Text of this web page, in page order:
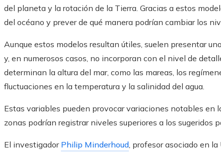
del planeta y la rotación de la Tierra. Gracias a estos
del océano y prever de qué manera podrían cambiar los
Aunque estos modelos resultan útiles, suelen presentar
y, en numerosos casos, no incorporan con el nivel de
determinan la altura del mar, como las mareas, los
fluctuaciones en la temperatura y la salinidad del agua.
Estas variables pueden provocar variaciones notables en
zonas podrían registrar niveles superiores a los sugeridos
El investigador Philip Minderhoud, profesor asociado en